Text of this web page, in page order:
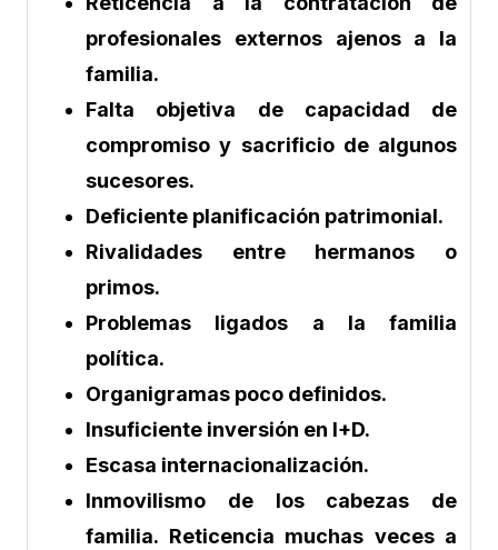
profesionales externos ajenos a la
familia.
Falta objetiva de capacidad de
compromiso y sacrificio de algunos
sucesores.
Deficiente planificación patrimonial.
Rivalidades entre hermanos o
primos.
Problemas ligados a la familia
política.
Organigramas poco definidos.
Insuficiente inversión en I+D.
Escasa internacionalización.
Inmovilismo de los cabezas de
familia. Reticencia muchas veces a